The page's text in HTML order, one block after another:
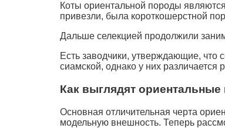
Коты ориентальной породы
привезли, была короткошерстной
Дальше селекцией продолжили
Есть заводчики, утверждающие, что
сиамской, однако у них различается
Как выглядят ориентальные
Основная отличительная черта
модельную внешность. Теперь